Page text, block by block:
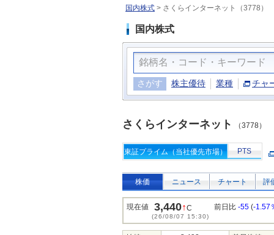
国内株式 > さくらインターネット（3778）
国内株式
さがす 株主優待 業種 チャ
さくらインターネット （3778）
東証プライム（当社優先市場） PTS
株価 ニュース チャート 評
現在値 3,440↑C
(26/08/07 15:30)
前日比 -55 (-1.57